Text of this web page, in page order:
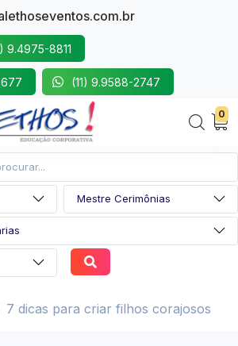
9.4975-8811
(11) 9.9588-2747
0
7 dicas para criar filhos corajosos